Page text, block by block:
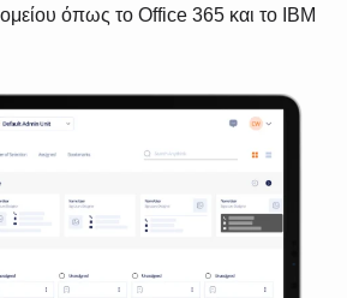
όπως το Office 365 και το IBM